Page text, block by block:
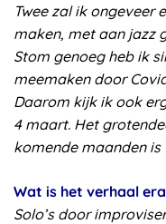
Twee zal ik ongeveer
maken, met aan jazz
Stom genoeg heb ik
meemaken door
Daarom kijk ik ook
4 maart. Het
komende maanden is
Wat is het verhaal
Solo’s door